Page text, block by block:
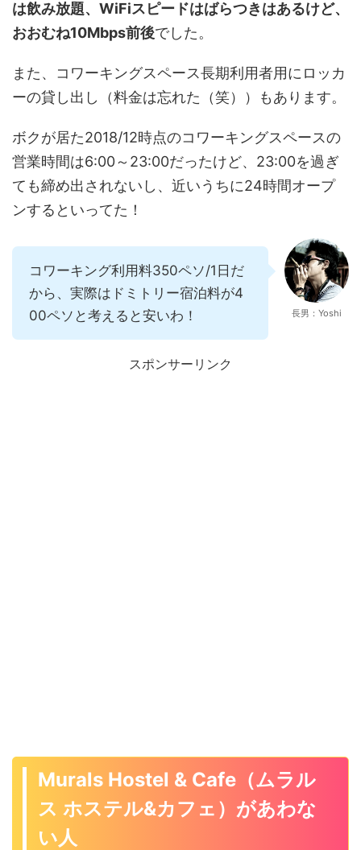
は飲み放題、WiFiスピードはばらつきはあるけど、
おおむね10Mbps前後でした。
また、コワーキングスペース長期利用者用にロッカ
ーの貸し出し（料金は忘れた（笑））もあります。
ボクが居た2018/12時点のコワーキングスペースの
営業時間は6:00～23:00だったけど、23:00を過ぎ
ても締め出されないし、近いうちに24時間オープ
ンするといってた！
コワーキング利用料350ペソ/1日だ
から、実際はドミトリー宿泊料が4
00ペソと考えると安いわ！
長男：Yoshi
スポンサーリンク
Murals Hostel & Cafe（ムラル
ス ホステル&カフェ）があわな
い人